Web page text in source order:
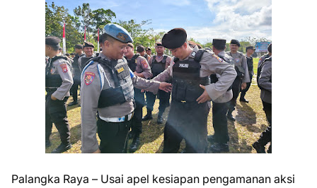
Palangka Raya – Usai apel kesiapan pengamanan aksi